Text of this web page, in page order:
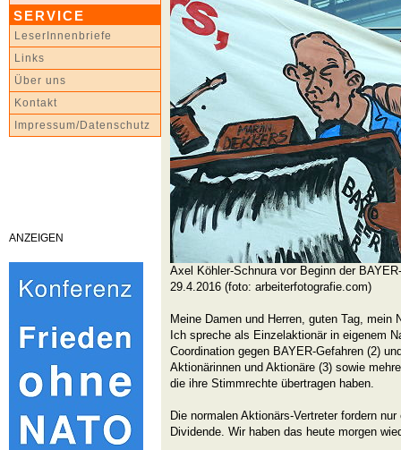
SERVICE
LeserInnenbriefe
Links
Über uns
Kontakt
Impressum/Datenschutz
ANZEIGEN
Axel Köhler-Schnura vor Beginn der
29.4.2016 (foto: arbeiterfotografie.com)
Meine Damen und Herren, guten Tag, mein
Ich spreche als Einzelaktionär in eigenem
Coordination gegen BAYER-Gefahren (2)
Aktionärinnen und Aktionäre (3) sowie
die ihre Stimmrechte übertragen haben.
Die normalen Aktionärs-Vertreter fordern
Dividende. Wir haben das heute morgen